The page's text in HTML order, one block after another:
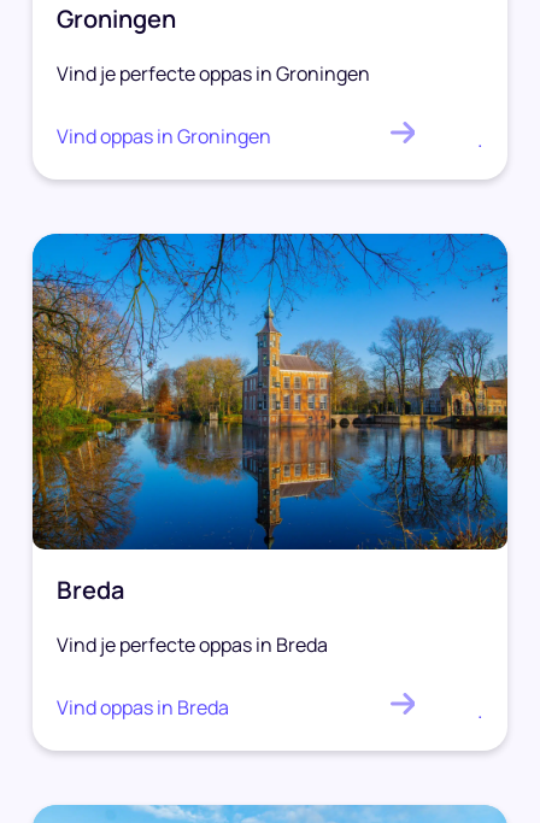
Groningen
Vind je perfecte oppas in Groningen
Vind oppas in Groningen .
Breda
Vind je perfecte oppas in Breda
Vind oppas in Breda .